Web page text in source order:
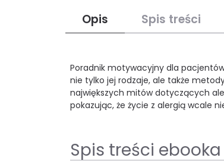
Opis Spis treści
Poradnik motywacyjny dla
nie tylko jej rodzaje, ale także
największych mitów dotyczących
pokazując, że życie z alergią wcale
Spis treści